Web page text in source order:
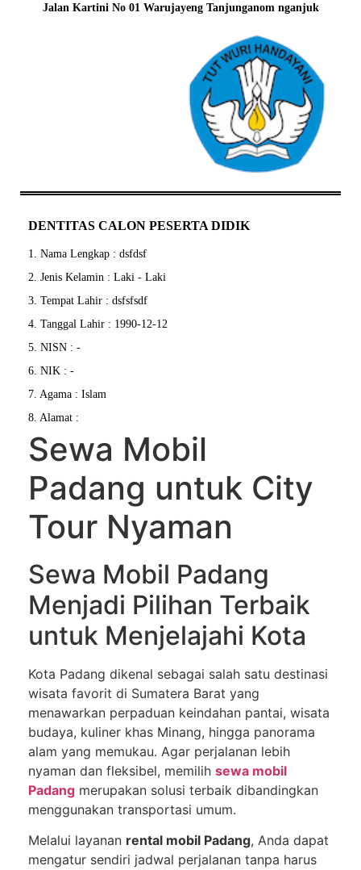
Jalan Kartini No 01 Warujayeng Tanjunganom nganjuk
DENTITAS CALON PESERTA DIDIK
1. Nama Lengkap : dsfdsf
2. Jenis Kelamin : Laki - Laki
3. Tempat Lahir : dsfsfsdf
4. Tanggal Lahir : 1990-12-12
5. NISN : -
6. NIK : -
7. Agama : Islam
8. Alamat :
Sewa Mobil
Padang untuk City
Tour Nyaman
Sewa Mobil Padang
Menjadi Pilihan Terbaik
untuk Menjelajahi Kota
Kota Padang dikenal sebagai salah satu destinasi
wisata favorit di Sumatera Barat yang
menawarkan perpaduan keindahan pantai, wisata
budaya, kuliner khas Minang, hingga panorama
alam yang memukau. Agar perjalanan lebih
nyaman dan fleksibel, memilih sewa mobil
Padang merupakan solusi terbaik dibandingkan
menggunakan transportasi umum.
Melalui layanan rental mobil Padang, Anda dapat
mengatur sendiri jadwal perjalanan tanpa harus